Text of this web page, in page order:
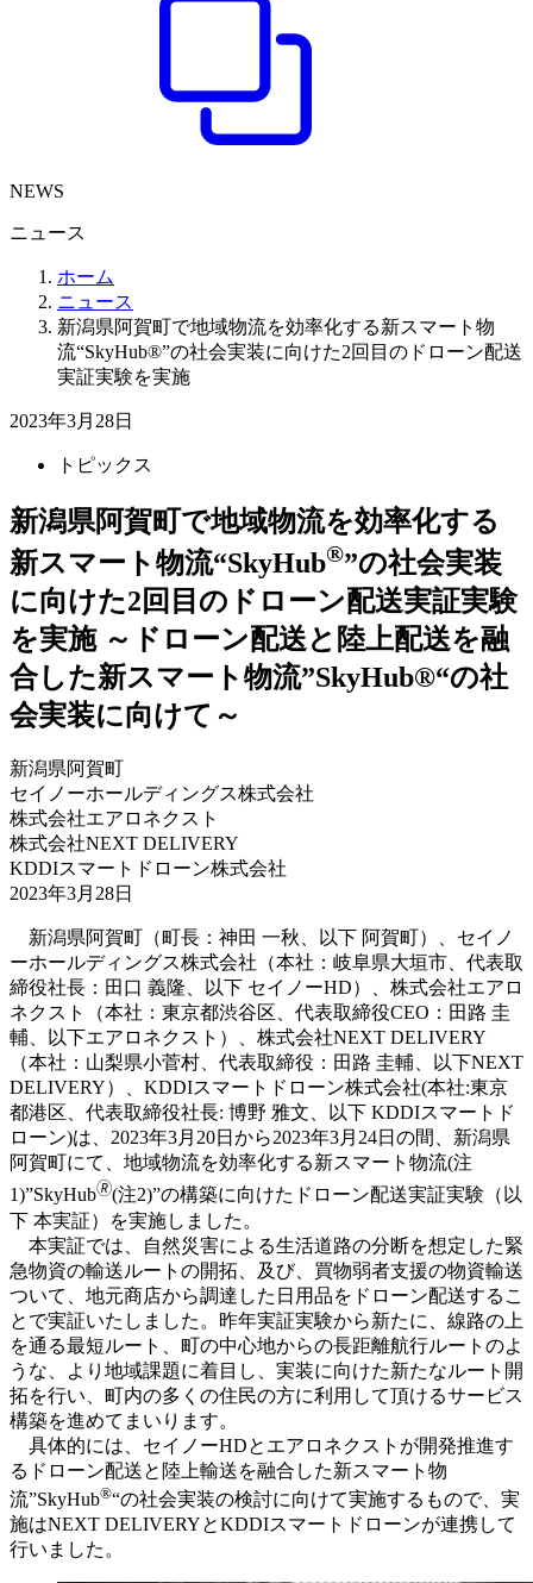
NEWS
ニュース
ホーム
ニュース
新潟県阿賀町で地域物流を効率化する新スマート物
流“SkyHub®︎”の社会実装に向けた2回目のドローン配送
実証実験を実施
2023年3月28日
トピックス
新潟県阿賀町で地域物流を効率化する
新スマート物流“SkyHub®︎”の社会実装
に向けた2回目のドローン配送実証実験
を実施 ～ドローン配送と陸上配送を融
合した新スマート物流”SkyHub®“の社
会実装に向けて～
新潟県阿賀町
セイノーホールディングス株式会社
株式会社エアロネクスト
株式会社NEXT DELIVERY
KDDIスマートドローン株式会社
2023年3月28日
新潟県阿賀町（町長：神田 一秋、以下 阿賀町）、セイノ
ーホールディングス株式会社（本社：岐阜県大垣市、代表取
締役社長：田口 義隆、以下 セイノーHD）、株式会社エアロ
ネクスト（本社：東京都渋谷区、代表取締役CEO：田路 圭
輔、以下エアロネクスト）、株式会社NEXT DELIVERY
（本社：山梨県小菅村、代表取締役：田路 圭輔、以下NEXT
DELIVERY）、KDDIスマートドローン株式会社(本社:東京
都港区、代表取締役社長: 博野 雅文、以下 KDDIスマートド
ローン)は、2023年3月20日から2023年3月24日の間、新潟県
阿賀町にて、地域物流を効率化する新スマート物流(注
1)”SkyHub🄬(注2)”の構築に向けたドローン配送実証実験（以
下 本実証）を実施しました。
本実証では、自然災害による生活道路の分断を想定した緊
急物資の輸送ルートの開拓、及び、買物弱者⽀援の物資輸送
ついて、地元商店から調達した日用品をドローン配送するこ
とで実証いたしました。昨年実証実験から新たに、線路の上
を通る最短ルート、町の中心地からの長距離航行ルートのよ
うな、より地域課題に着目し、実装に向けた新たなルート開
拓を行い、町内の多くの住民の方に利用して頂けるサービス
構築を進めてまいります。
具体的には、セイノーHDとエアロネクストが開発推進す
るドローン配送と陸上輸送を融合した新スマート物
流”SkyHub®“の社会実装の検討に向けて実施するもので、実
施はNEXT DELIVERYとKDDIスマートドローンが連携して
行いました。